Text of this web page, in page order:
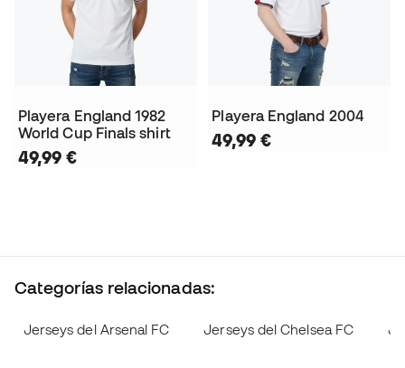
Playera England 1982
World Cup Finals shirt
49,99 €
Playera England 2004
49,99 €
Categorías relacionadas:
Jerseys del Arsenal FC Jerseys del Chelsea FC